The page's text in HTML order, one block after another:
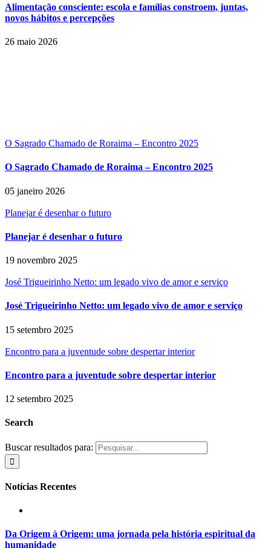
Alimentação consciente: escola e famílias constroem, juntas,
novos hábitos e percepções
26 maio 2026
O Sagrado Chamado de Roraima – Encontro 2025
O Sagrado Chamado de Roraima – Encontro 2025
05 janeiro 2026
Planejar é desenhar o futuro
Planejar é desenhar o futuro
19 novembro 2025
José Trigueirinho Netto: um legado vivo de amor e serviço
José Trigueirinho Netto: um legado vivo de amor e serviço
15 setembro 2025
Encontro para a juventude sobre despertar interior
Encontro para a juventude sobre despertar interior
12 setembro 2025
Search
Buscar resultados para:
Notícias Recentes
Da Origem à Origem: uma jornada pela história espiritual da
humanidade